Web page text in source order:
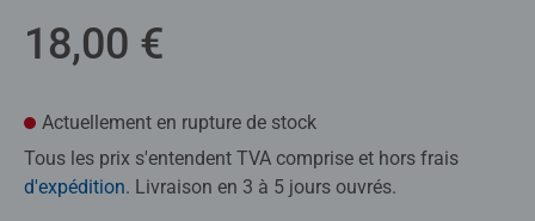
18,00 €
Actuellement en rupture de stock
Tous les prix s'entendent TVA comprise et hors frais
d'expédition. Livraison en 3 à 5 jours ouvrés.